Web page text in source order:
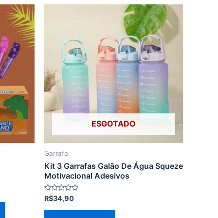
ESGOTADO
Garrafa
Kit 3 Garrafas Galão De Água Squeze
Motivacional Adesivos
Avaliação
de
R$34,90
Este
produto
tem
várias
variantes.
As
opções
podem
ser
escolhidas
na
do
produto